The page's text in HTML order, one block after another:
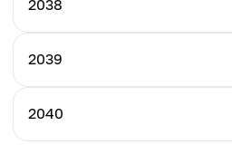
Precio máximo
Precio máximo
2038
Precio mínimo
Precio máximo
2039
Precio mínimo
2040